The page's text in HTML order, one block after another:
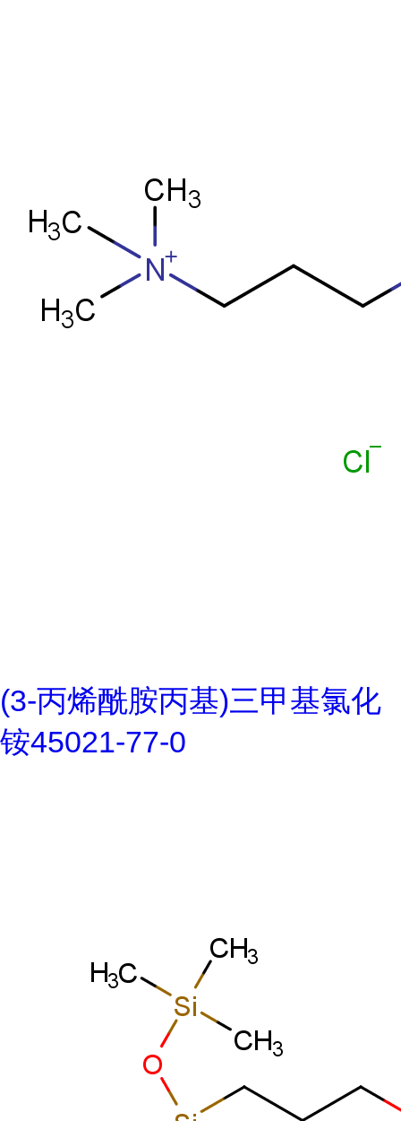
(3-丙烯酰胺丙基)三甲基氯化
铵45021-77-0